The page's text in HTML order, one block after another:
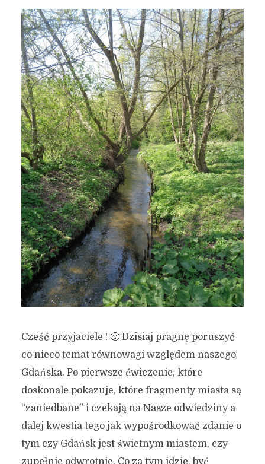
Cześć przyjaciele ! 🙂 Dzisiaj pragnę poruszyć
co nieco temat równowagi względem naszego
Gdańska. Po pierwsze ćwiczenie, które
doskonale pokazuje, które fragmenty miasta są
“zaniedbane” i czekają na Nasze odwiedziny a
dalej kwestia tego jak wypośrodkować zdanie o
tym czy Gdańsk jest świetnym miastem, czy
zupełnie odwrotnie. Co za tym idzie, być